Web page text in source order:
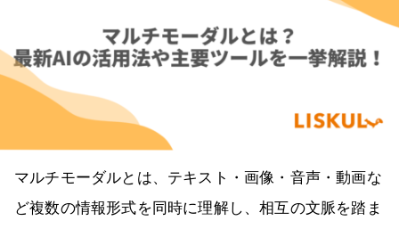
マルチモーダルとは、テキスト・画像・音声・動画な
ど複数の情報形式を同時に理解し、相互の文脈を踏ま